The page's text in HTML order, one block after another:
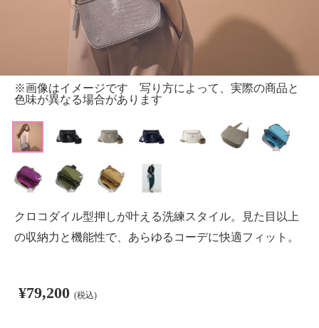
※画像はイメージです 写り方によって、実際の商品と
色味が異なる場合があります
クロコダイル型押しが叶える洗練スタイル。見た目以上
の収納力と機能性で、あらゆるコーデに快適フィット。
¥79,200 (税込)